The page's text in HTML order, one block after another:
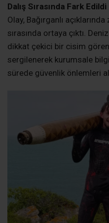
Kandıra’nın Karadeniz
yaşanan olay, bölgedeki
neden oldu. Dalış’ın
şüpheli bir cisim fark eden
ekipleri sevk edildi. İlk
motoruna ait olabileceği
Dalış Sırasında Fark Edildi
Olay, Bağırganlı
sırasında ortaya çıktı.
dikkat çekici bir cisim gören
sergilenerek kurumsale
sürede güvenlik önlemleri